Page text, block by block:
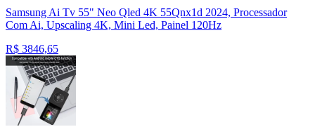
Samsung Ai Tv 55" Neo Qled 4K 55Qnx1d 2024, Processador
Com Ai, Upscaling 4K, Mini Led, Painel 120Hz
R$ 3846,65